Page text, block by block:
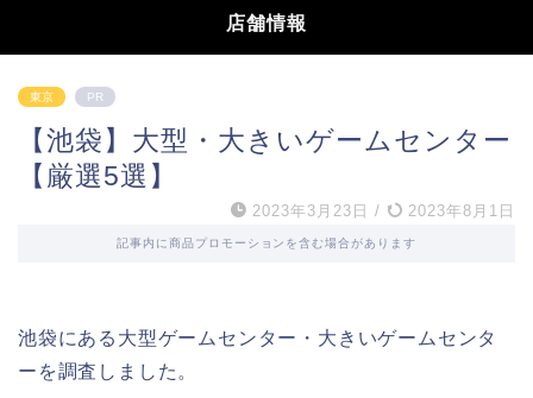
店舗情報
東京 PR
【池袋】大型・大きいゲームセンター
【厳選5選】
2023年3月23日 / 2023年8月1日
記事内に商品プロモーションを含む場合があります
池袋にある大型ゲームセンター・大きいゲームセンタ
ーを調査しました。